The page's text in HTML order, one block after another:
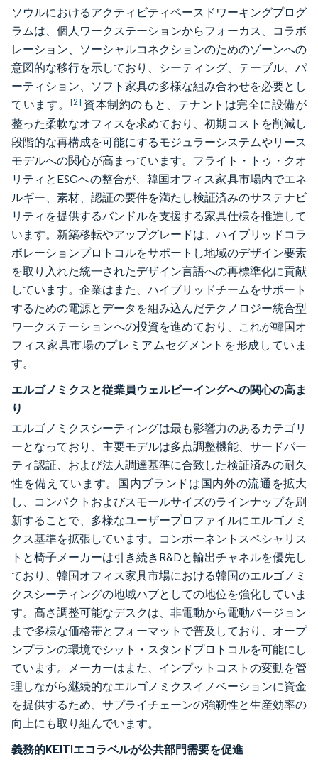
ソウルにおけるアクティビティベースドワーキングプログ
ラムは、個人ワークステーションからフォーカス、コラボ
レーション、ソーシャルコネクションのためのゾーンへの
意図的な移行を示しており、シーティング、テーブル、パ
ーティション、ソフト家具の多様な組み合わせを必要とし
ています。 [2] 資本制約のもと、テナントは完全に設備が
整った柔軟なオフィスを求めており、初期コストを削減し
段階的な再構成を可能にするモジュラーシステムやリース
モデルへの関心が高まっています。フライト・トゥ・クオ
リティとESGへの整合が、韓国オフィス家具市場内でエネ
ルギー、素材、認証の要件を満たし検証済みのサステナビ
リティを提供するバンドルを支援する家具仕様を推進して
います。新築移転やアップグレードは、ハイブリッドコラ
ボレーションプロトコルをサポートし地域のデザイン要素
を取り入れた統一されたデザイン言語への再標準化に貢献
しています。企業はまた、ハイブリッドチームをサポート
するための電源とデータを組み込んだテクノロジー統合型
ワークステーションへの投資を進めており、これが韓国オ
フィス家具市場のプレミアムセグメントを形成していま
す。
エルゴノミクスと従業員ウェルビーイングへの関心の高ま
り
エルゴノミクスシーティングは最も影響力のあるカテゴリ
ーとなっており、主要モデルは多点調整機能、サードパー
ティ認証、および法人調達基準に合致した検証済みの耐久
性を備えています。国内ブランドは国内外の流通を拡大
し、コンパクトおよびスモールサイズのラインナップを刷
新することで、多様なユーザープロファイルにエルゴノミ
クス基準を拡張しています。コンポーネントスペシャリス
トと椅子メーカーは引き続きR&Dと輸出チャネルを優先し
ており、韓国オフィス家具市場における韓国のエルゴノミ
クスシーティングの地域ハブとしての地位を強化していま
す。高さ調整可能なデスクは、非電動から電動バージョン
まで多様な価格帯とフォーマットで普及しており、オープ
ンプランの環境でシット・スタンドプロトコルを可能にし
ています。メーカーはまた、インプットコストの変動を管
理しながら継続的なエルゴノミクスイノベーションに資金
を提供するため、サプライチェーンの強靭性と生産効率の
向上にも取り組んでいます。
義務的KEITIエコラベルが公共部門需要を促進